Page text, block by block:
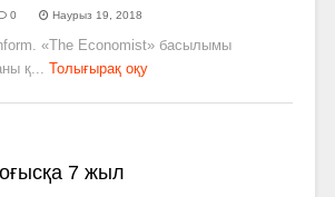
0 Наурыз 19, 2018
«The Economist» басылымы
қ...
Толығырақ оқу
7 жыл